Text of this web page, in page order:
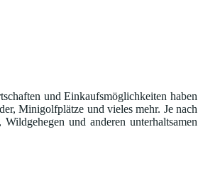
und Einkaufsmöglichkeiten haben
Minigolfplätze und vieles mehr. Je nach
und anderen unterhaltsamen